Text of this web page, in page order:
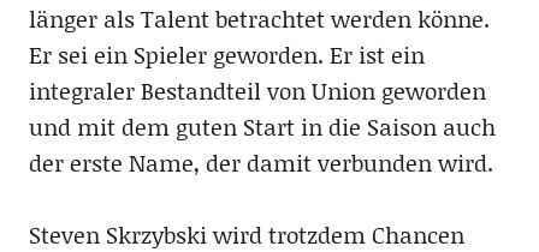
länger als Talent betrachtet werden könne.
Er sei ein Spieler geworden. Er ist ein
integraler Bestandteil von Union geworden
und mit dem guten Start in die Saison auch
der erste Name, der damit verbunden wird.
Steven Skrzybski wird trotzdem Chancen